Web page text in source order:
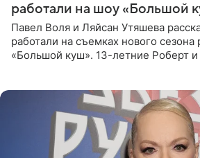
работали на шоу «Большой
Павел Воля и Ляйсан Утяшева
работали на съемках нового
«Большой куш». 13-летние Роберт